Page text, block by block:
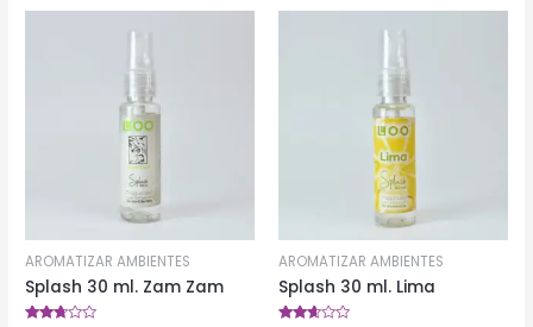
AROMATIZAR AMBIENTES
Splash 30 ml. Zam Zam
AROMATIZAR AMBIENTES
Splash 30 ml. Lima